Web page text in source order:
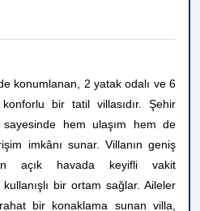
konumlanan, 2 yatak odalı ve 6
bir tatil villasıdır. Şehir
sayesinde hem ulaşım hem de
imkânı sunar. Villanın geniş
açık havada keyifli vakit
bir ortam sağlar. Aileler
bir konaklama sunan villa,